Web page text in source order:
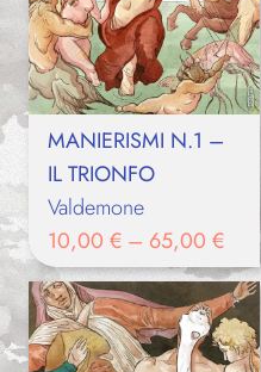
MANIERISMI N.1 –
IL TRIONFO
Valdemone
10,00 € – 65,00 €